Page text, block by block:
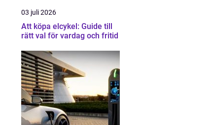
03 juli 2026
Att köpa elcykel: Guide till
rätt val för vardag och fritid